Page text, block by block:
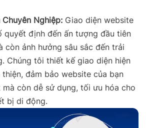
Nghiệp: Giao diện website
quyết định đến ấn tượng đầu tiên
còn ảnh hưởng sâu sắc đến trải
Chúng tôi thiết kế giao diện hiện
đảm bảo website của bạn
còn dễ sử dụng, tối ưu hóa cho
bị di động.